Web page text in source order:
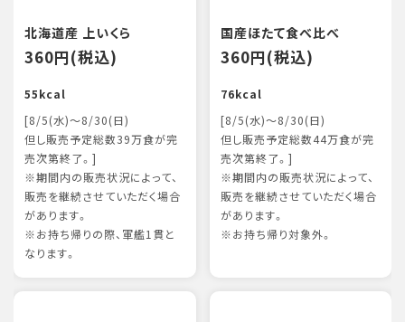
北海道産 上いくら
360円(税込)
55kcal
[8/5(水)～8/30(日)
但し販売予定総数39万食が完
売次第終了。]
※期間内の販売状況によって、
販売を継続させていただく場合
があります。
※お持ち帰りの際、軍艦1貫と
なります。
国産ほたて食べ比べ
360円(税込)
76kcal
[8/5(水)～8/30(日)
但し販売予定総数44万食が完
売次第終了。]
※期間内の販売状況によって、
販売を継続させていただく場合
があります。
※お持ち帰り対象外。